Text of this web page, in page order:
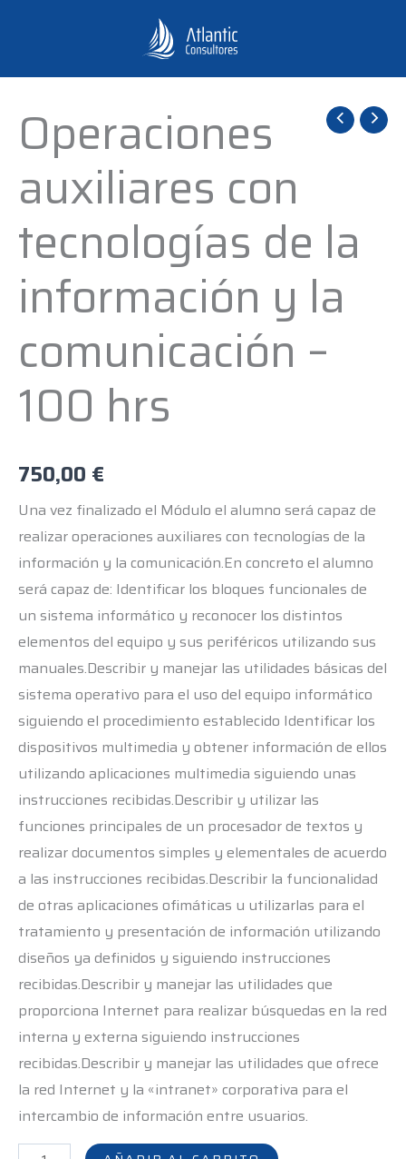
Operaciones
auxiliares con
tecnologías de la
información y la
comunicación –
100 hrs
750,00 €
Una vez finalizado el Módulo el alumno será capaz de
realizar operaciones auxiliares con tecnologías de la
información y la comunicación.En concreto el alumno
será capaz de: Identificar los bloques funcionales de
un sistema informático y reconocer los distintos
elementos del equipo y sus periféricos utilizando sus
manuales.Describir y manejar las utilidades básicas del
sistema operativo para el uso del equipo informático
siguiendo el procedimiento establecido Identificar los
dispositivos multimedia y obtener información de ellos
utilizando aplicaciones multimedia siguiendo unas
instrucciones recibidas.Describir y utilizar las
funciones principales de un procesador de textos y
realizar documentos simples y elementales de acuerdo
a las instrucciones recibidas.Describir la funcionalidad
de otras aplicaciones ofimáticas u utilizarlas para el
tratamiento y presentación de información utilizando
diseños ya definidos y siguiendo instrucciones
recibidas.Describir y manejar las utilidades que
proporciona Internet para realizar búsquedas en la red
interna y externa siguiendo instrucciones
recibidas.Describir y manejar las utilidades que ofrece
la red Internet y la «intranet» corporativa para el
intercambio de información entre usuarios.
Operaciones
auxiliares
tecnologías
de
información
comunicación